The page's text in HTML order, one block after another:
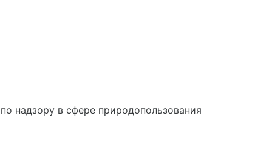
надзору в сфере природопользования